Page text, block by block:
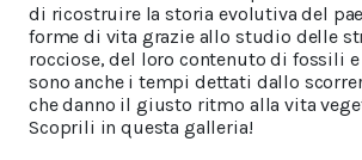
di ricostruire la storia evolutiva del
forme di vita grazie allo studio delle
rocciose, del loro contenuto di fossili
sono anche i tempi dettati dallo
che danno il giusto ritmo alla vita
Scoprili in questa galleria!